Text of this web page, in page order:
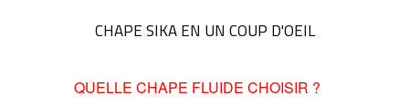
CHAPE SIKA EN UN COUP D'OEIL
QUELLE CHAPE FLUIDE CHOISIR ?